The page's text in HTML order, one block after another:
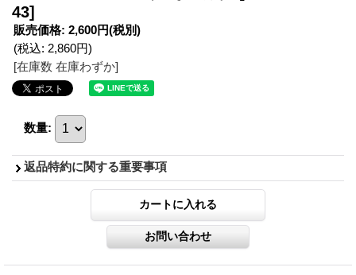
43]
販売価格: 2,600円(税別)
(税込: 2,860円)
[在庫数 在庫わずか]
数量:
返品特約に関する重要事項